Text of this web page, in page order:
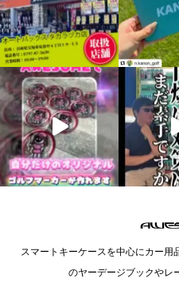
スマートキーケースを中心にカー
のヤーデージブックやレ